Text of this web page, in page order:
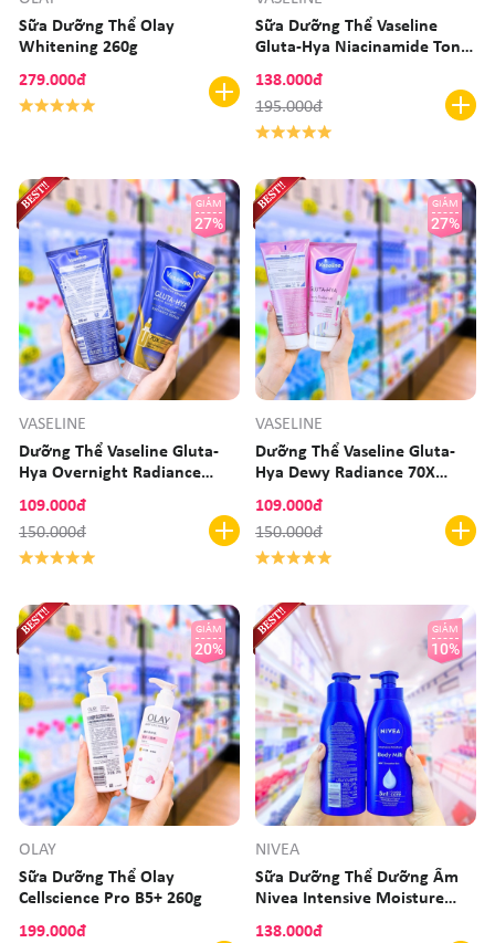
Sữa Dưỡng Thể Olay
Whitening 260g
279.000đ
Sữa Dưỡng Thể Vaseline
Gluta-Hya Niacinamide Tone-
138.000đ
195.000đ
GIẢM
27%
VASELINE
Dưỡng Thể Vaseline Gluta-
Hya Overnight Radiance
109.000đ
150.000đ
GIẢM
27%
VASELINE
Dưỡng Thể Vaseline Gluta-
Hya Dewy Radiance 70X
109.000đ
150.000đ
GIẢM
20%
OLAY
Sữa Dưỡng Thể Olay
Cellscience Pro B5+ 260g
199.000đ
GIẢM
10%
NIVEA
Sữa Dưỡng Thể Dưỡng Ẩm
Nivea Intensive Moisture
138.000đ